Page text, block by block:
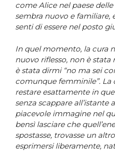
come Alice nel paese
sembra nuovo e familiare,
senti di essere nel posto
In quel momento, la cura
nuovo riflesso, non è stata
è stata dirmi “no ma sei
comunque femminile”. La
restare esattamente in
senza scappare all’istante
piacevole immagine nel
bensì lasciare che
spostasse, trovasse un
esprimersi liberamente,